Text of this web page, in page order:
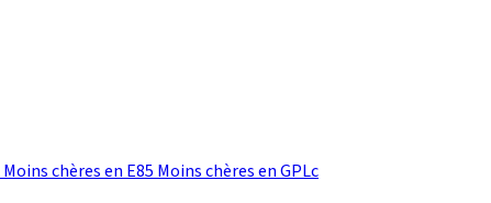
Moins chères en E85 Moins chères en GPLc